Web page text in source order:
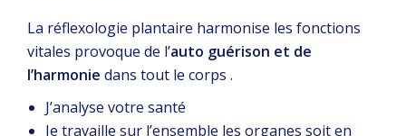
La réflexologie plantaire harmonise les fonctions
vitales provoque de l’auto guérison et de
l’harmonie dans tout le corps .
J’analyse votre santé
Je travaille sur l’ensemble les organes soit en